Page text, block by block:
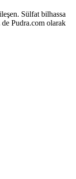
Sülfat bilhassa
de Pudra.com olarak